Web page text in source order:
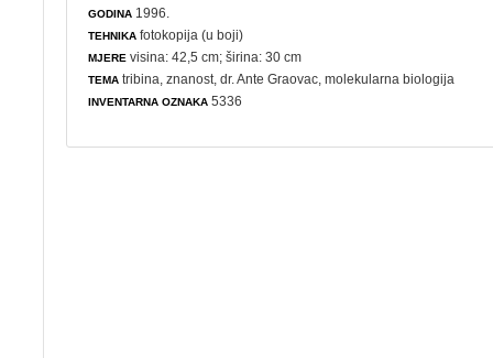
GODINA 1996.
TEHNIKA fotokopija (u boji)
MJERE visina: 42,5 cm; širina: 30 cm
TEMA tribina ,znanost , dr. Ante Graovac,molekularna biologija
INVENTARNA OZNAKA 5336